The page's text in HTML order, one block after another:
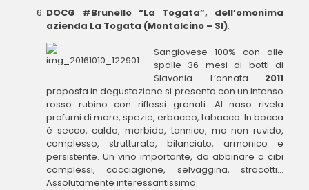
DOCG #Brunello “La Togata”, dell’omonima
azienda La Togata (Montalcino – SI).
Sangiovese 100% con alle
spalle 36 mesi di botti di
Slavonia. L’annata 2011
proposta in degustazione si presenta con un intenso
rosso rubino con riflessi granati. Al naso rivela
profumi di more, spezie, erbaceo, tabacco. In bocca
è secco, caldo, morbido, tannico, ma non ruvido,
complesso, strutturato, bilanciato, armonico e
persistente. Un vino importante, da abbinare a cibi
complessi, cacciagione, selvaggina, stracotti…
Assolutamente interessantissimo.